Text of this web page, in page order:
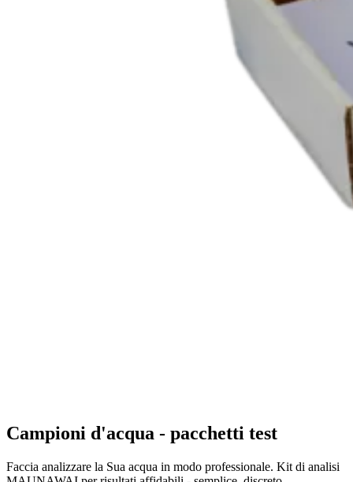
Campioni d'acqua - pacchetti test
Faccia analizzare la Sua acqua in modo professionale. Kit di analisi